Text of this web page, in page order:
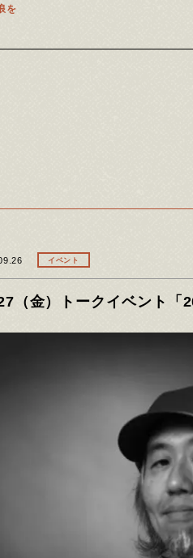
を
イベント
（金）トークイベント「